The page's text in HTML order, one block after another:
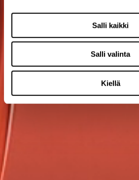
Salli kaikki
Salli valinta
Kiellä